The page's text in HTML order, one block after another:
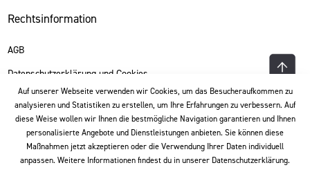
Rechtsinformation
AGB
Datenschutzerklärung und Cookies
Sprache
Deutsch
Auf unserer Webseite verwenden wir Cookies, um das Besucheraufkommen zu
analysieren und Statistiken zu erstellen, um Ihre Erfahrungen zu verbessern. Auf
diese Weise wollen wir Ihnen die bestmögliche Navigation garantieren und Ihnen
personalisierte Angebote und Dienstleistungen anbieten. Sie können diese
Maßnahmen jetzt akzeptieren oder die Verwendung Ihrer Daten individuell
anpassen. Weitere Informationen findest du in unserer Datenschutzerklärung.